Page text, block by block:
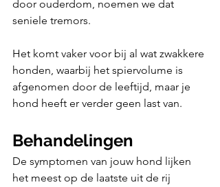
door ouderdom, noemen we dat
seniele tremors.
Het komt vaker voor bij al wat zwakkere
honden, waarbij het spiervolume is
afgenomen door de leeftijd, maar je
hond heeft er verder geen last van.
Behandelingen
De symptomen van jouw hond lijken
het meest op de laatste uit de rij